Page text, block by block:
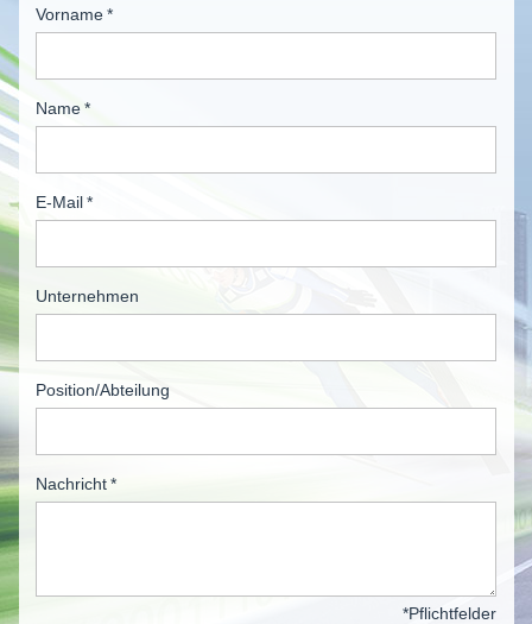
Vorname *
Name *
E-Mail *
Unternehmen
Position/Abteilung
Nachricht *
*Pflichtfelder
Datenschutz